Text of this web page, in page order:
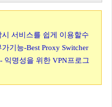
서비스를 쉽게 이용할수
기능-Best Proxy Switcher
익명성을 위한 VPN프로그